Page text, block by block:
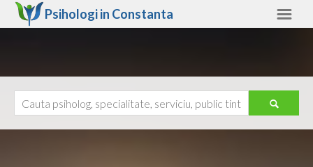
Psihologi in Constanta
Ajutor